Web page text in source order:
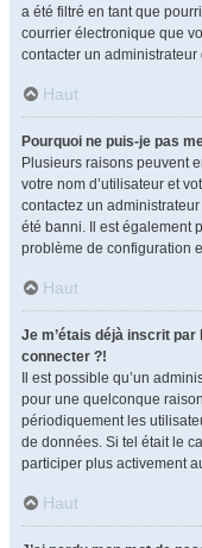
a été filtré en tant que
courrier électronique que
contacter un administrateur
Haut
Pourquoi ne puis-je pas
Plusieurs raisons peuvent
votre nom d’utilisateur et
contactez un
été banni. Il est également
problème de configuration
Haut
Je m’étais déjà inscrit
connecter ?!
Il est possible qu’un
pour une quelconque
périodiquement les
de données. Si tel était le
participer plus activement
Haut